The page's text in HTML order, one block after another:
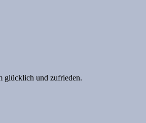
glücklich und zufrieden.